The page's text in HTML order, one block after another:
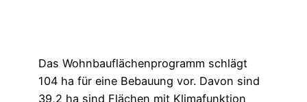
Das Wohnbauflächenprogramm schlägt
104 ha für eine Bebauung vor. Davon sind
39,2 ha sind Flächen mit Klimafunktion